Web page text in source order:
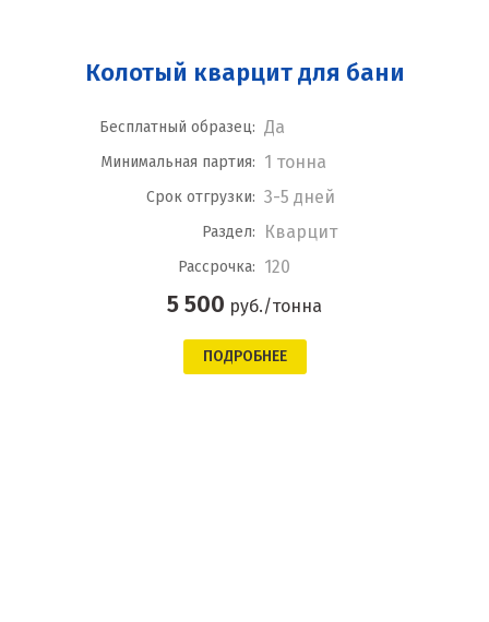
Колотый кварцит для бани
Бесплатный образец: Да
Минимальная партия: 1 тонна
Срок отгрузки: 3-5 дней
Раздел: Кварцит
Рассрочка: 120
5 500 руб./тонна
ПОДРОБНЕЕ